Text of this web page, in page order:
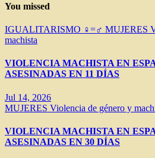
You missed
IGUALITARISMO ♀=♂ MUJERES
machista
VIOLENCIA MACHISTA EN
ASESINADAS EN 11 DÍAS
Jul 14, 2026
MUJERES Violencia de género y
VIOLENCIA MACHISTA EN
ASESINADAS EN 30 DÍAS